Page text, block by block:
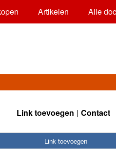
Artikelen Alle
Link toevoegen Contact
Link toevoegen